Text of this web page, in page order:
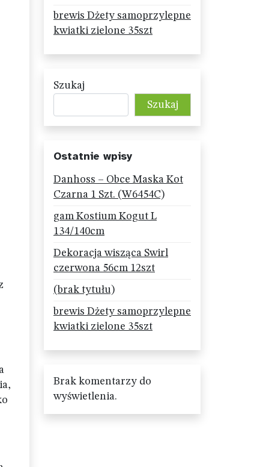
brewis Dżety samoprzylepne
kwiatki zielone 35szt
Szukaj
Szukaj
Ostatnie wpisy
Danhoss – Obce Maska Kot
Czarna 1 Szt. (W6454C)
gam Kostium Kogut L
134/140cm
Dekoracja wisząca Swirl
czerwona 56cm 12szt
(brak tytułu)
brewis Dżety samoprzylepne
kwiatki zielone 35szt
Brak komentarzy do
wyświetlenia.